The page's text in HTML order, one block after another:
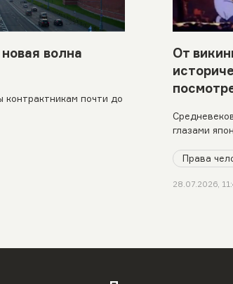
волна
контрактникам почти до
От
глазами
Права
28.07.2026,